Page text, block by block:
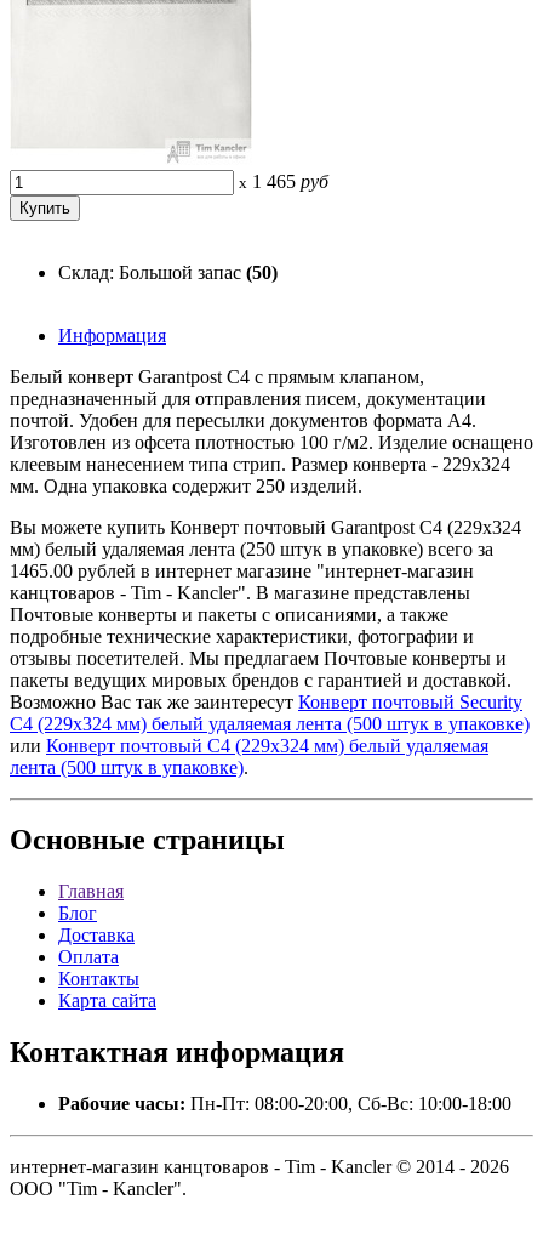
x 1 465 руб
Склад: Большой запас (50)
Информация
Белый конверт Garantpost C4 с прямым клапаном,
предназначенный для отправления писем, документации
почтой. Удобен для пересылки документов формата A4.
Изготовлен из офсета плотностью 100 г/м2. Изделие оснащено
клеевым нанесением типа стрип. Размер конверта - 229x324
мм. Одна упаковка содержит 250 изделий.
Вы можете купить Конверт почтовый Garantpost C4 (229x324
мм) белый удаляемая лента (250 штук в упаковке) всего за
1465.00 рублей в интернет магазине "интернет-магазин
канцтоваров - Tim - Kancler". В магазине представлены
Почтовые конверты и пакеты с описаниями, а также
подробные технические характеристики, фотографии и
отзывы посетителей. Мы предлагаем Почтовые конверты и
пакеты ведущих мировых брендов с гарантией и доставкой.
Возможно Вас так же заинтересут Конверт почтовый Security
C4 (229x324 мм) белый удаляемая лента (500 штук в упаковке)
или Конверт почтовый C4 (229x324 мм) белый удаляемая
лента (500 штук в упаковке).
Основные страницы
Главная
Блог
Доставка
Оплата
Контакты
Карта сайта
Контактная информация
Рабочие часы: Пн-Пт: 08:00-20:00, Сб-Вс: 10:00-18:00
интернет-магазин канцтоваров - Tim - Kancler © 2014 - 2026
ООО "Tim - Kancler".